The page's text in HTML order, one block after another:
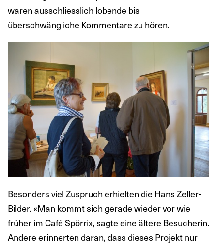
waren ausschliesslich lobende bis
überschwängliche Kommentare zu hören.
Besonders viel Zuspruch erhielten die Hans Zeller-
Bilder. «Man kommt sich gerade wieder vor wie
früher im Café Spörri», sagte eine ältere Besucherin.
Andere erinnerten daran, dass dieses Projekt nur